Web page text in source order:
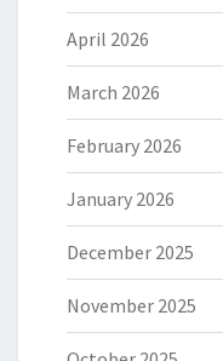
April 2026
March 2026
February 2026
January 2026
December 2025
November 2025